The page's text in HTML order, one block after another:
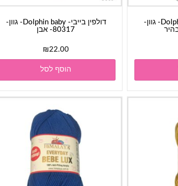
דולפין בייבי- Dolphin baby- גוון-
80317- אבן
₪22.00
הוסף לסל
דולפין בייבי- Dolphin baby- גוון-